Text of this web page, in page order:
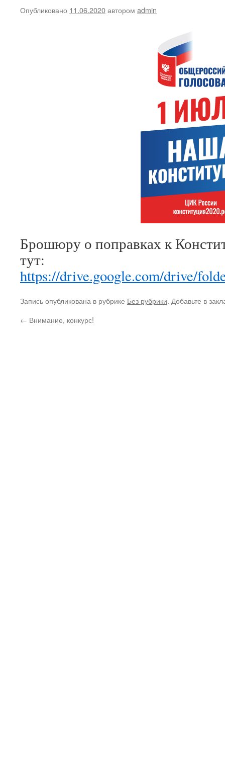
Опубликовано 11.06.2020автором admin
Брошюру о поправках к
тут:
https://drive.google.com/drive/
Запись опубликована в рубрике Без рубрики. Добавьте в
← Внимание, конкурс!